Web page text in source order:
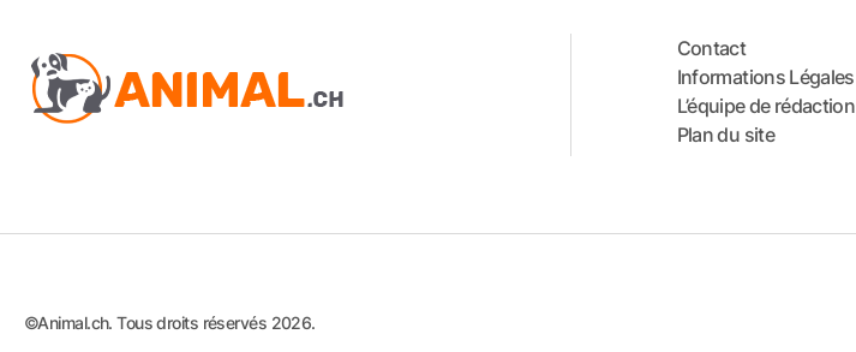
Contact
Informations Légales
L’équipe de rédaction
Plan du site
©Animal.ch. Tous droits réservés 2026.